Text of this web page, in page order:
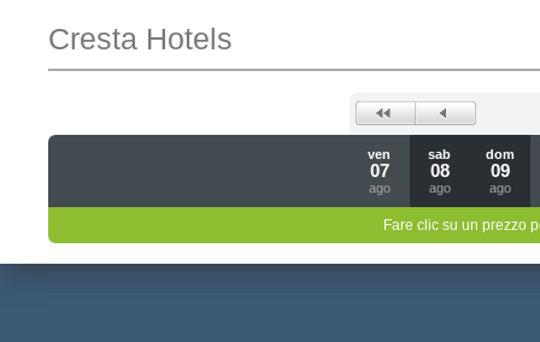
Cresta Hotels
ven
07
ago
sab
08
ago
dom
09
ago
Fare clic su un prezzo